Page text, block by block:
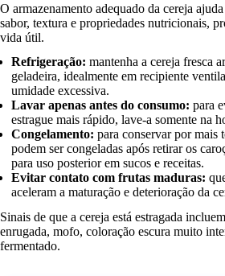
O armazenamento adequado da cereja
sabor, textura e propriedades nutricionais,
vida útil.
Refrigeração: mantenha a cereja fresca
geladeira, idealmente em recipiente
umidade excessiva.
Lavar apenas antes do consumo: para
estrague mais rápido, lave-a somente na
Congelamento: para conservar por mais
podem ser congeladas após retirar os
para uso posterior em sucos e receitas.
Evitar contato com frutas maduras:
aceleram a maturação e deterioração da
Sinais de que a cereja está estragada
enrugada, mofo, coloração escura muito
fermentado.